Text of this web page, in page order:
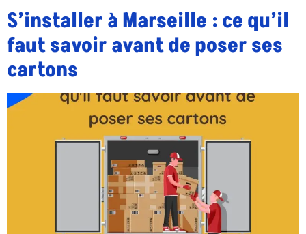
S’installer à Marseille : ce qu’il
faut savoir avant de poser ses
cartons